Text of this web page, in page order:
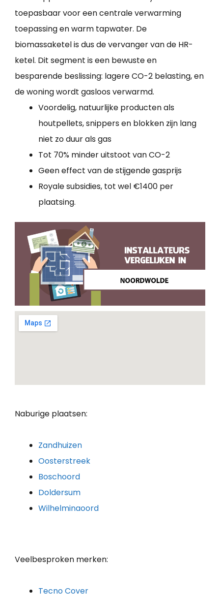
toepasbaar voor een centrale verwarming
toepassing en warm tapwater. De
biomassaketel is dus de vervanger van de HR-
ketel. Dit segment is een bewuste en
besparende beslissing: lagere CO-2 belasting, en
de woning wordt gasloos verwarmd.
Voordelig, natuurlijke producten als
houtpellets, snippers en blokken zijn lang
niet zo duur als gas
Tot 70% minder uitstoot van CO-2
Geen effect van de stijgende gasprijs
Royale subsidies, tot wel €1400 per
plaatsing.
Naburige plaatsen:
Zandhuizen
Oosterstreek
Boschoord
Doldersum
Wilhelminaoord
Veelbesproken merken:
Tecno Cover